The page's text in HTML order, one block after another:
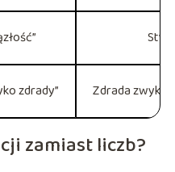
Styl
zdrady” Zdrada
zamiast liczb?